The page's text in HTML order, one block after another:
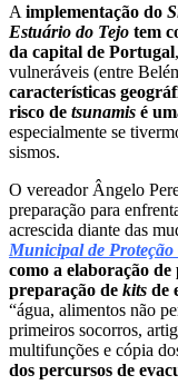
A implementação do
Estuário do Tejo tem
da capital de Portugal
vulneráveis (entre
características
risco de tsunamis é
especialmente se
sismos.
O vereador Ângelo
preparação para
acrescida diante das
Municipal de
como a elaboração
preparação de kits de
“água, alimentos não
primeiros socorros,
multifunções e cópia
dos percursos de